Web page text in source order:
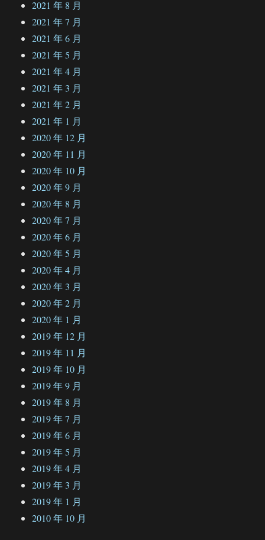
2021 年 8 月
2021 年 7 月
2021 年 6 月
2021 年 5 月
2021 年 4 月
2021 年 3 月
2021 年 2 月
2021 年 1 月
2020 年 12 月
2020 年 11 月
2020 年 10 月
2020 年 9 月
2020 年 8 月
2020 年 7 月
2020 年 6 月
2020 年 5 月
2020 年 4 月
2020 年 3 月
2020 年 2 月
2020 年 1 月
2019 年 12 月
2019 年 11 月
2019 年 10 月
2019 年 9 月
2019 年 8 月
2019 年 7 月
2019 年 6 月
2019 年 5 月
2019 年 4 月
2019 年 3 月
2019 年 1 月
2010 年 10 月